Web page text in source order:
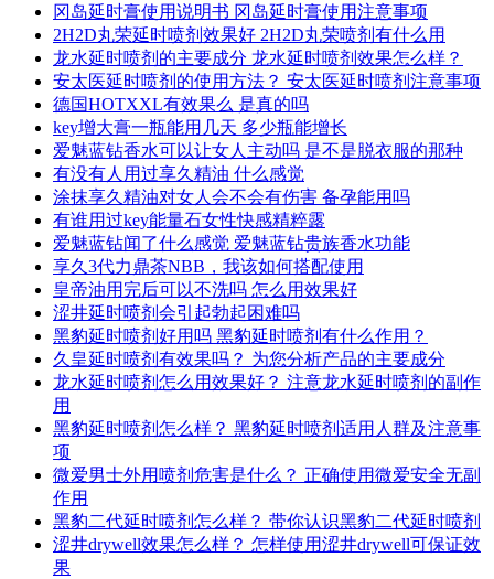
冈岛延时膏使用说明书 冈岛延时膏使用注意事项
2H2D丸荣延时喷剂效果好 2H2D丸荣喷剂有什么用
龙水延时喷剂的主要成分 龙水延时喷剂效果怎么样？
安太医延时喷剂的使用方法？ 安太医延时喷剂注意事项
德国HOTXXL有效果么 是真的吗
key增大膏一瓶能用几天 多少瓶能增长
爱魅蓝钻香水可以让女人主动吗 是不是脱衣服的那种
有没有人用过享久精油 什么感觉
涂抹享久精油对女人会不会有伤害 备孕能用吗
有谁用过key能量石女性快感精粹露
爱魅蓝钻闻了什么感觉 爱魅蓝钻贵族香水功能
享久3代力鼎茶NBB，我该如何搭配使用
皇帝油用完后可以不洗吗 怎么用效果好
涩井延时喷剂会引起勃起困难吗
黑豹延时喷剂好用吗 黑豹延时喷剂有什么作用？
久皇延时喷剂有效果吗？ 为您分析产品的主要成分
龙水延时喷剂怎么用效果好？ 注意龙水延时喷剂的副作
用
黑豹延时喷剂怎么样？ 黑豹延时喷剂适用人群及注意事
项
微爱男士外用喷剂危害是什么？ 正确使用微爱安全无副
作用
黑豹二代延时喷剂怎么样？ 带你认识黑豹二代延时喷剂
涩井drywell效果怎么样？ 怎样使用涩井drywell可保证效
果